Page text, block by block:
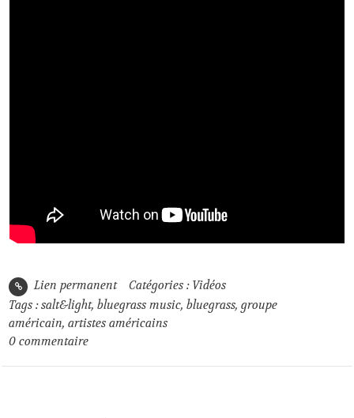
Lien permanent Catégories : Vidéos
Tags :salt&light,bluegrass music,bluegrass,groupe
américain,artistes américains
0 commentaire